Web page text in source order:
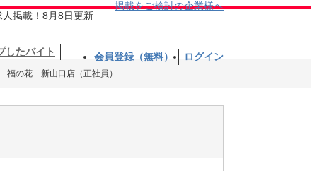
人掲載！8月8日更新
掲載をご検討の企業様へ
したバイト 会員登録（無料） ログイン
福の花 新山口店（正社員）